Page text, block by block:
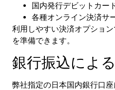
国内発行デビットカー
各種オンライン決済サ
利用しやすい決済オプショ
を準備できます。
銀行振込によ
弊社指定の日本国内銀行口